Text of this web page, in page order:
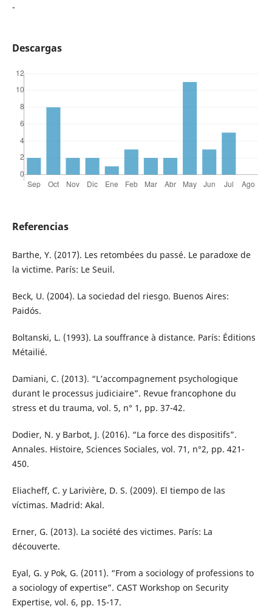
-
Descargas
Referencias
Barthe, Y. (2017). Les retombées du passé. Le paradoxe de
la victime. París: Le Seuil.
Beck, U. (2004). La sociedad del riesgo. Buenos Aires:
Paidós.
Boltanski, L. (1993). La souffrance à distance. París: Éditions
Métailié.
Damiani, C. (2013). “L’accompagnement psychologique
durant le processus judiciaire”. Revue francophone du
stress et du trauma, vol. 5, n° 1, pp. 37-42.
Dodier, N. y Barbot, J. (2016). “La force des dispositifs”.
Annales. Histoire, Sciences Sociales, vol. 71, n°2, pp. 421-
450.
Eliacheff, C. y Larivière, D. S. (2009). El tiempo de las
víctimas. Madrid: Akal.
Erner, G. (2013). La société des victimes. París: La
découverte.
Eyal, G. y Pok, G. (2011). “From a sociology of professions to
a sociology of expertise”. CAST Workshop on Security
Expertise, vol. 6, pp. 15-17.